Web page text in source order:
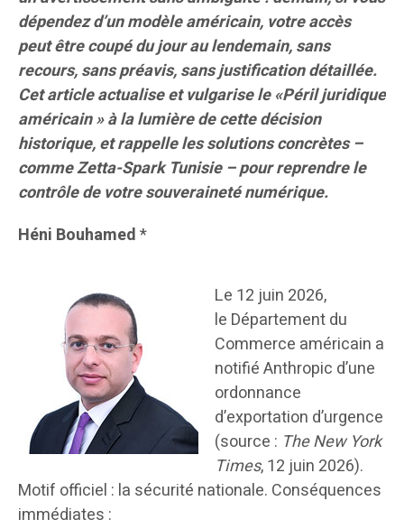
dépendez d’un modèle américain, votre accès
peut être coupé du jour au lendemain, sans
recours, sans préavis, sans justification détaillée.
Cet article actualise et vulgarise le «Péril juridique
américain » à la lumière de cette décision
historique, et rappelle les solutions concrètes –
comme Zetta-Spark Tunisie – pour reprendre le
contrôle de votre souveraineté numérique.
Héni Bouhamed*
Le 12 juin 2026,
le Département du
Commerce américain a
notifié Anthropic d’une
ordonnance
d’exportation d’urgence
(source : The New York
Times, 12 juin 2026).
Motif officiel : la sécurité nationale. Conséquences
immédiates :